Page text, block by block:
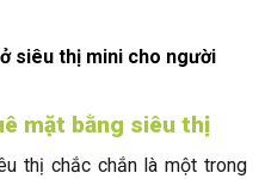
siêu thị mini cho người
mặt bằng siêu thị
thị chắc chắn là một trong